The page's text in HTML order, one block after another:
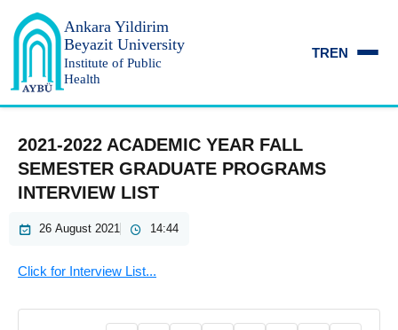
Ankara Yildirim
Beyazit University
Institute of Public
Health
TREN
2021-2022 ACADEMIC YEAR FALL
SEMESTER GRADUATE PROGRAMS
INTERVIEW LIST
26 August 2021 14:44
Click for Interview List...